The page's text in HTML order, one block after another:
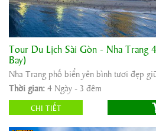
Khởi hành:
Tp Hồ Chí Minh - Nha
Thời gian:
Phương tiện: Máy bay/ô tô
Giá tour:3.900.000Vnđ
Tour Du Lịch Sài Gòn - Nha Trang
Bay)
Thời gian:4 Ngày - 3 đêm
CHI TIẾT